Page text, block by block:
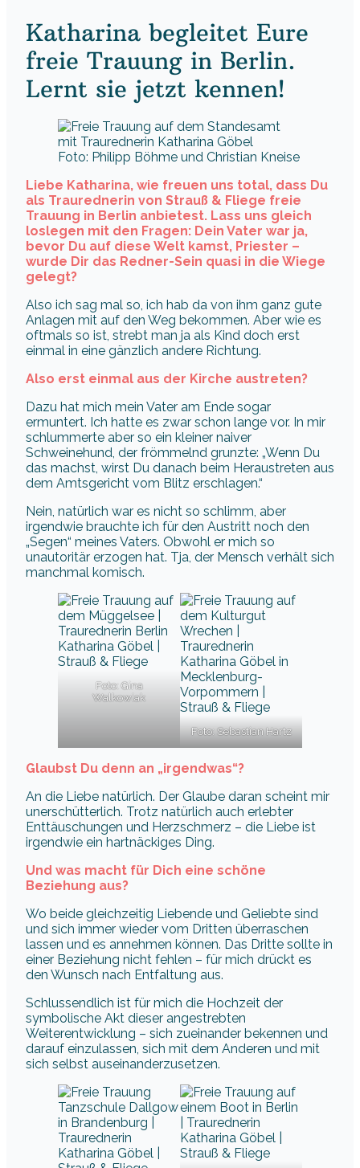
Katharina begleitet Eure
freie Trauung in Berlin.
Lernt sie jetzt kennen!
Foto: Philipp Böhme und Christian Kneise
Liebe Katharina, wie freuen uns total, dass Du
als Traurednerin von Strauß & Fliege freie
Trauung in Berlin anbietest. Lass uns gleich
loslegen mit den Fragen: Dein Vater war ja,
bevor Du auf diese Welt kamst, Priester –
wurde Dir das Redner-Sein quasi in die Wiege
gelegt?
Also ich sag mal so, ich hab da von ihm ganz gute
Anlagen mit auf den Weg bekommen. Aber wie es
oftmals so ist, strebt man ja als Kind doch erst
einmal in eine gänzlich andere Richtung.
Also erst einmal aus der Kirche austreten?
Dazu hat mich mein Vater am Ende sogar
ermuntert. Ich hatte es zwar schon lange vor. In mir
schlummerte aber so ein kleiner naiver
Schweinehund, der frömmelnd grunzte: „Wenn Du
das machst, wirst Du danach beim Heraustreten aus
dem Amtsgericht vom Blitz erschlagen.“
Nein, natürlich war es nicht so schlimm, aber
irgendwie brauchte ich für den Austritt noch den
„Segen“ meines Vaters. Obwohl er mich so
unautoritär erzogen hat. Tja, der Mensch verhält sich
manchmal komisch.
Foto: Gina
Walkowiak
Foto: Sebastian Hartz
Glaubst Du denn an „irgendwas“?
An die Liebe natürlich. Der Glaube daran scheint mir
unerschütterlich. Trotz natürlich auch erlebter
Enttäuschungen und Herzschmerz – die Liebe ist
irgendwie ein hartnäckiges Ding.
Und was macht für Dich eine schöne
Beziehung aus?
Wo beide gleichzeitig Liebende und Geliebte sind
und sich immer wieder vom Dritten überraschen
lassen und es annehmen können. Das Dritte sollte in
einer Beziehung nicht fehlen – für mich drückt es
den Wunsch nach Entfaltung aus.
Schlussendlich ist für mich die Hochzeit der
symbolische Akt dieser angestrebten
Weiterentwicklung – sich zueinander bekennen und
darauf einzulassen, sich mit dem Anderen und mit
sich selbst auseinanderzusetzen.